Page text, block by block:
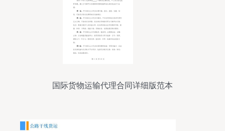
国际货物运输代理合同详细版范本